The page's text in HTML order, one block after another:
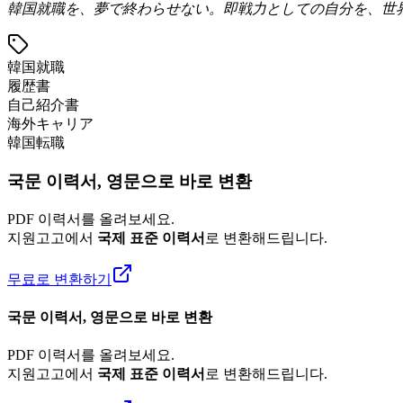
韓国就職を、夢で終わらせない。即戦力としての自分を、世
韓国就職
履歴書
自己紹介書
海外キャリア
韓国転職
국문 이력서, 영문으로 바로 변환
PDF 이력서를 올려보세요.
지원고고에서 국제 표준 이력서 로 변환해드립니다.
무료로 변환하기
국문 이력서, 영문으로 바로 변환
PDF 이력서를 올려보세요.
지원고고에서 국제 표준 이력서 로 변환해드립니다.